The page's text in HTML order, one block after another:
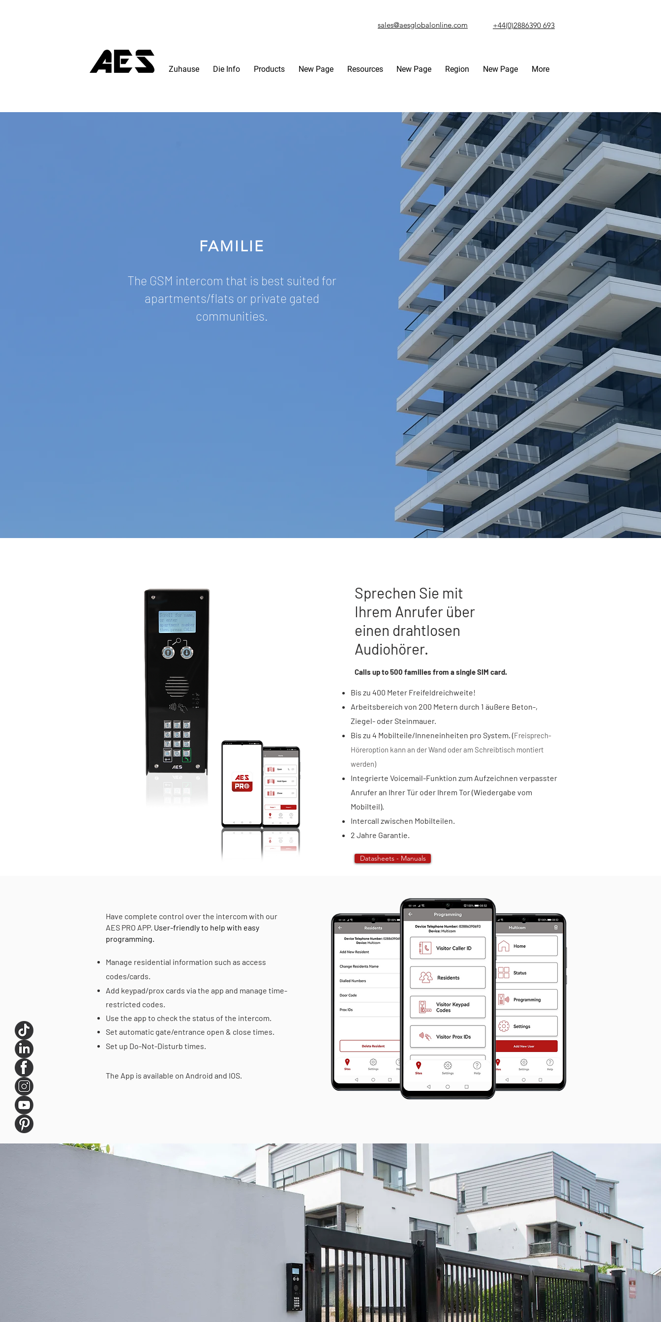
sales@aesglobalonline.com +44(0)2886390 693
Zuhause Die Info Products New Page Resources New Page Region New Page More
FAMILIE
The GSM intercom that is best suited for
apartments/flats or private gated
communities.
Sprechen Sie mit
Ihrem Anrufer über
einen drahtlosen
Audiohörer.
Calls up to 500 families from a single SIM card.
Bis zu 400 Meter Freifeldreichweite!
Arbeitsbereich von 200 Metern durch 1 äußere Beton-,
Ziegel- oder Steinmauer.
Bis zu 4 Mobilteile/Inneneinheiten pro System. (Freisprech-
Höreroption kann an der Wand oder am Schreibtisch montiert
werden)
Integrierte Voicemail-Funktion zum Aufzeichnen verpasster
Anrufer an Ihrer Tür oder Ihrem Tor (Wiedergabe vom
Mobilteil).
Intercall zwischen Mobilteilen.
2 Jahre Garantie.
Datasheets - Manuals
Have complete control over the intercom with our
AES PRO APP. User-friendly to help with easy
programming.
Manage residential information such as access
codes/cards.
Add keypad/prox cards via the app and manage time-
restricted codes.
Use the app to check the status of the intercom.
Set automatic gate/entrance open & close times.
Set up Do-Not-Disturb times.
The App is available on Android and IOS.​